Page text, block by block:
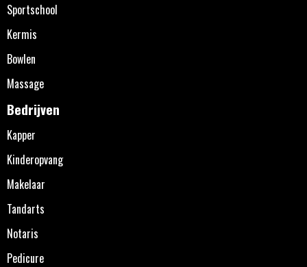
Sportschool
Kermis
Bowlen
Massage
Bedrijven
Kapper
Kinderopvang
Makelaar
Tandarts
Notaris
Pedicure